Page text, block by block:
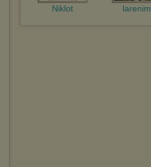
Niklot larenim